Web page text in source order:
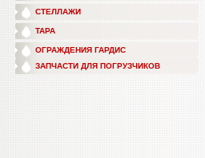
СТЕЛЛАЖИ
ТАРА
ОГРАЖДЕНИЯ ГАРДИС
ЗАПЧАСТИ ДЛЯ ПОГРУЗЧИКОВ